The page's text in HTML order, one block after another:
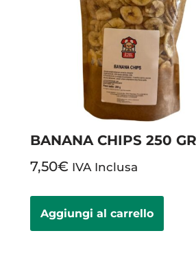
BANANA CHIPS 250 GR
7,50€ IVA Inclusa
Aggiungi al carrello